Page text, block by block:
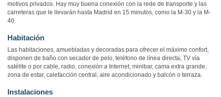
motivos privados. Hay muy buena conexión con la rede de transporte y las
carreteras que le llevarán hasta Madrid en 15 minutos, como la M-30 y la M-
40.
Habitación
Las habitaciones, amuebladas y decoradas para ofrecer el máximo confort,
disponen de baño con secador de pelo, teléfono de línea directa, TV vía
satélite o por cable, radio, conexión a Internet, minibar, cama extra grande,
zona de estar, calefacción central, aire acondicionado y balcón o terraza.
Instalaciones